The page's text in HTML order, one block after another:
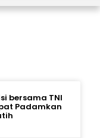
bersama TNI
Padamkan